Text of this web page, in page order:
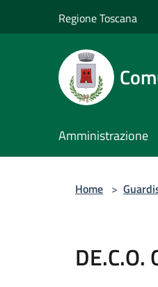
Regione Toscana
Amministrazione
Home >